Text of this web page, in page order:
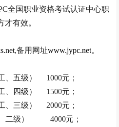
全国职业资格考试认证中心职
才有效。
,备用网址www.jypc.net。
、五级） 1000元；
、四级） 1500元；
、三级） 2000元；
二级） 4000元；